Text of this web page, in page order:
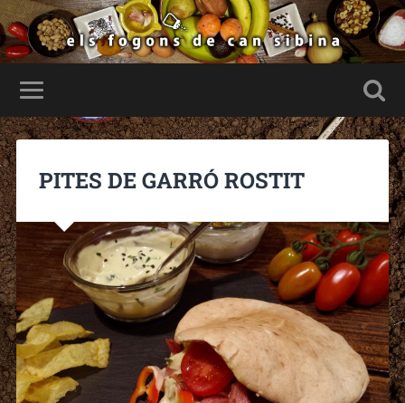
PITES DE GARRÓ ROSTIT